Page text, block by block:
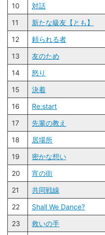
10
対話
11
新たな級友【とも】
12
頼られる者
13
友のため
14
怒り
15
決着
16
Re:start
17
先輩の教え
18
居場所
19
密かな想い
20
宵の街
21
共同戦線
22
Shall We Dance?
23
救いの手